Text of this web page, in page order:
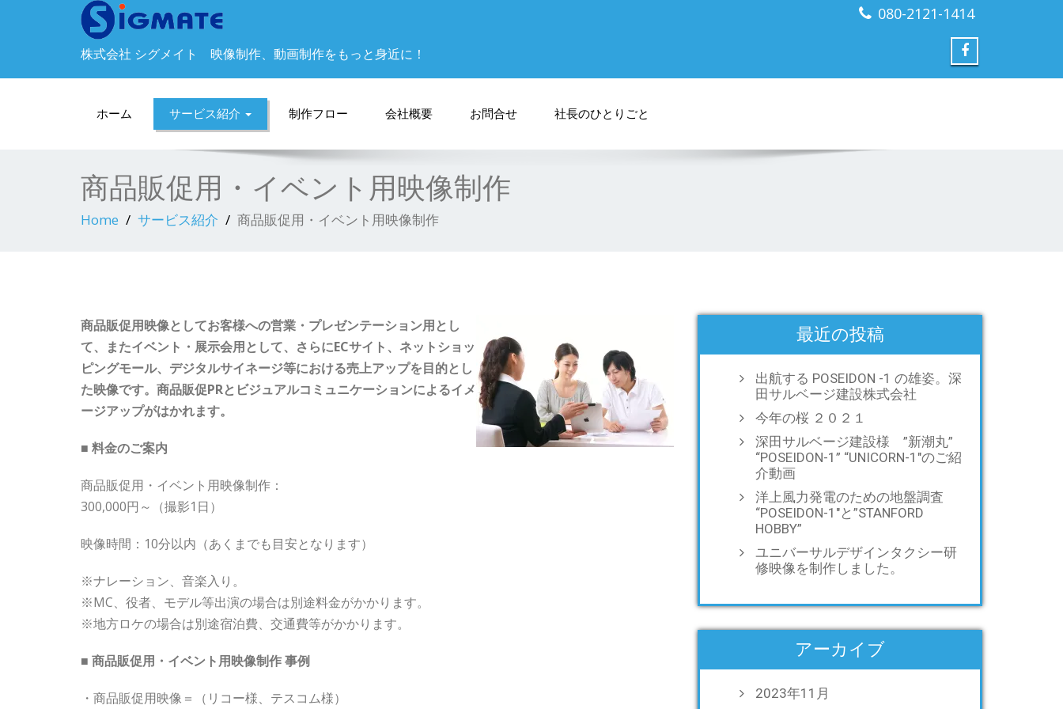
株式会社 シグメイト 映像制作、動画制作をもっと身近に！
080-2121-1414
ホーム サービス紹介 制作フロー 会社概要 お問合せ 社長のひとりごと
商品販促用・イベント用映像制作
Home サービス紹介 商品販促用・イベント用映像制作
商品販促用映像としてお客様への営業・プレゼンテーション用とし
て、またイベント・展示会用として、さらにECサイト、ネットショッ
ピングモール、デジタルサイネージ等における売上アップを目的とし
た映像です。商品販促PRとビジュアルコミュニケーションによるイメ
ージアップがはかれます。
■ 料金のご案内
商品販促用・イベント用映像制作：
300,000円～（撮影1日）
映像時間：10分以内（あくまでも目安となります）
※ナレーション、音楽入り。
※MC、役者、モデル等出演の場合は別途料金がかかります。
※地方ロケの場合は別途宿泊費、交通費等がかかります。
■ 商品販促用・イベント用映像制作 事例
・商品販促用映像＝（リコー様、テスコム様）
最近の投稿
出航する POSEIDON -1 の雄姿。深
田サルベージ建設株式会社
今年の桜 ２０２１
深田サルベージ建設様 ”新潮丸”
“POSEIDON-1” “UNICORN-1″のご紹
介動画
洋上風力発電のための地盤調査
“POSEIDON-1″と”STANFORD
HOBBY”
ユニバーサルデザインタクシー研
修映像を制作しました。
アーカイブ
2023年11月